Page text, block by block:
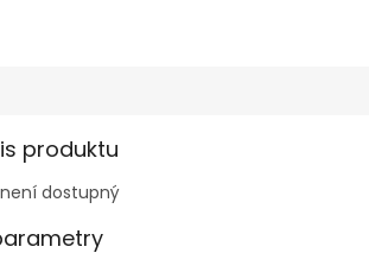
produktu
dostupný